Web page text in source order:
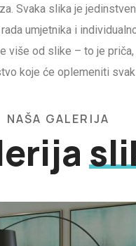
Svaka slika je
umjetnika i
više od slike – to je
koje će oplemeniti
NAŠA GALERIJA